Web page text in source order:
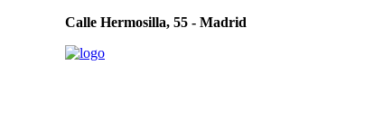
Calle Hermosilla, 55 - Madrid